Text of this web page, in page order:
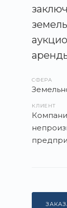
СФЕРА
КЛИЕНТ